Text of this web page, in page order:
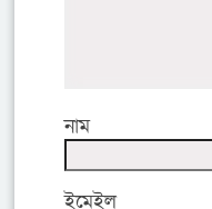
নাম
ইমেইল